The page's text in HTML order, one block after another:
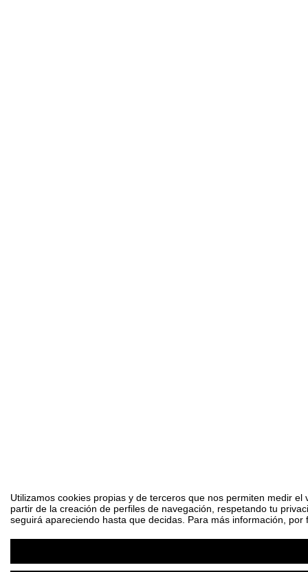
Utilizamos cookies propias y de terceros que nos permiten medir
partir de la creación de perfiles de navegación, respetando tu
seguirá apareciendo hasta que decidas. Para más información,